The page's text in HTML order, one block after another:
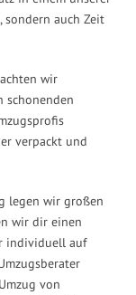
sondern auch Zeit
wir
schonenden
verpackt und
legen wir großen
wir dir einen
individuell auf
von